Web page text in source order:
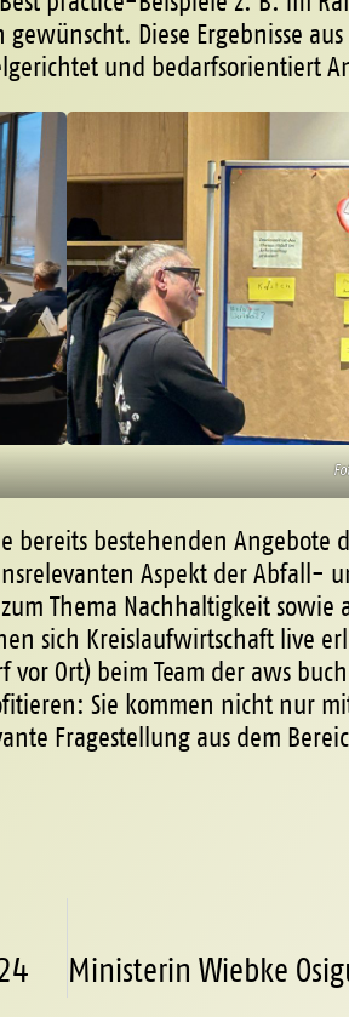
Diese Ergebnisse
und bedarfsorientiert
bereits bestehenden Angebote
Aspekt der Abfall-
Thema Nachhaltigkeit
sich Kreislaufwirtschaft live
Ort) beim Team der aws
Sie kommen nicht nur
Fragestellung aus dem